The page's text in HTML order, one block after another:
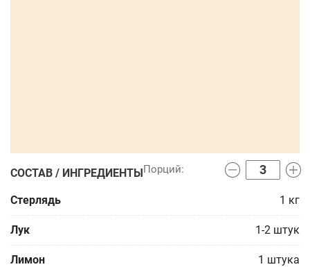
СОСТАВ / ИНГРЕДИЕНТЫ
Стерлядь 1 кг
Лук 1-2 штук
Лимон 1 штука